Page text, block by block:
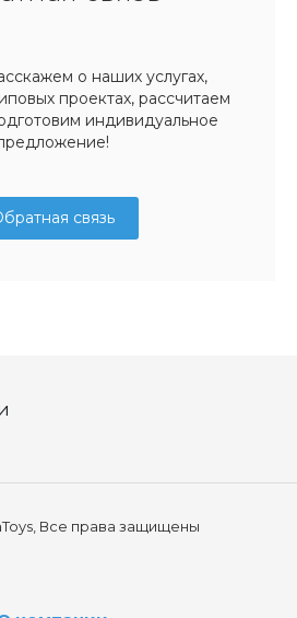
о наших услугах,
проектах, рассчитаем
индивидуальное
связь
Все права защищены